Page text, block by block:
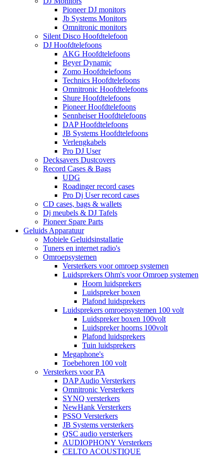
Pioneer DJ monitors
Jb Systems Monitors
Omnitronic monitors
Silent Disco Hoofdtelefoon
DJ Hoofdtelefoons
AKG Hoofdtelefoons
Beyer Dynamic
Zomo Hoofdtelefoons
Technics Hoofdtelefoons
Omnitronic Hoofdtelefoons
Shure Hoofdtelefoons
Pioneer Hoofdtelefoons
Sennheiser Hoofdtelefoons
DAP Hoofdtelefoons
JB Systems Hoofdtelefoons
Verlengkabels
Pro DJ User
Decksavers Dustcovers
Record Cases & Bags
UDG
Roadinger record cases
Pro Dj User record cases
CD cases, bags & wallets
Dj meubels & DJ Tafels
Pioneer Spare Parts
Geluids Apparatuur
Mobiele Geluidsinstallatie
Tuners en internet radio's
Omroepsystemen
Versterkers voor omroep systemen
Luidsprekers Ohm's voor Omroep systemen
Hoorn luidsprekers
Luidspreker boxen
Plafond luidsprekers
Luidsprekers omroepsystemen 100 volt
Luidspreker boxen 100volt
Luidspreker hoorns 100volt
Plafond luidsprekers
Tuin luidsprekers
Megaphone's
Toebehoren 100 volt
Versterkers voor PA
DAP Audio Versterkers
Omnitronic Versterkers
SYNQ versterkers
NewHank Versterkers
PSSO Versterkers
JB Systems versterkers
QSC audio versterkers
AUDIOPHONY Versterkers
CELTO ACOUSTIQUE